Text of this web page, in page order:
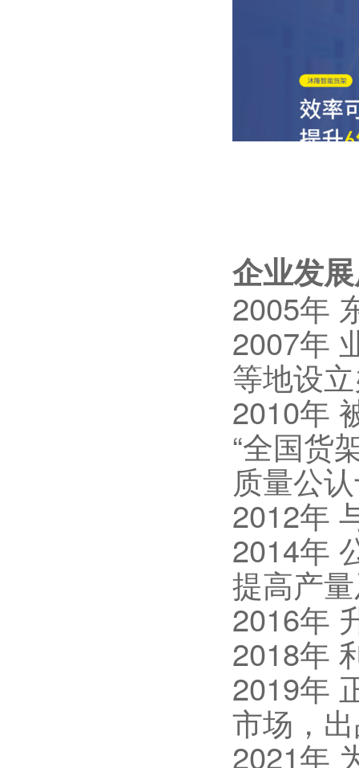
企业发
2005年
2007年
等地设
2010年
“全国货
质量公
2012年
2014年
提高产
2016年
2018年
2019年
市场，
2021年